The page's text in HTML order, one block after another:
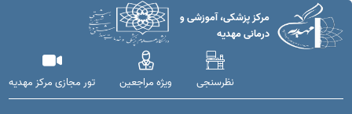
مرکز پزشکی، آموزشی و
درمانی مهدیه
نظرسنجی ویژه مراجعین تور مجازی مرکز مهدیه